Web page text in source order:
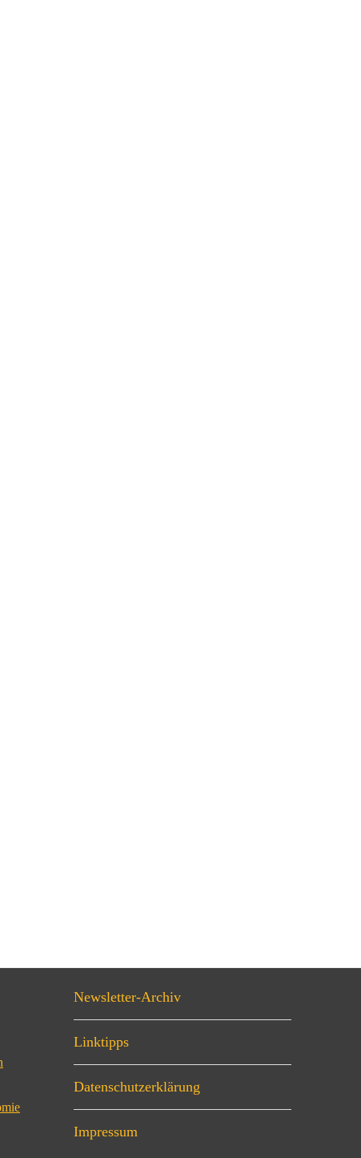
Newsletter-Archiv
Linktipps
Datenschutzerklärung
Impressum